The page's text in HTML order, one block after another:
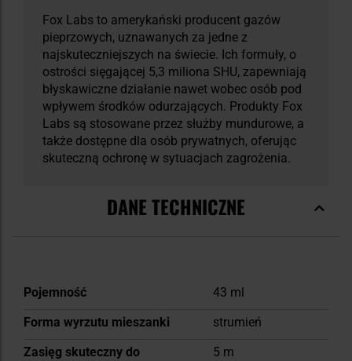
Fox Labs to amerykański producent gazów
pieprzowych, uznawanych za jedne z
najskuteczniejszych na świecie. Ich formuły, o
ostrości sięgającej 5,3 miliona SHU, zapewniają
błyskawiczne działanie nawet wobec osób pod
wpływem środków odurzających. Produkty Fox
Labs są stosowane przez służby mundurowe, a
także dostępne dla osób prywatnych, oferując
skuteczną ochronę w sytuacjach zagrożenia.
DANE TECHNICZNE
Więcej
Pojemność
43 ml
Forma wyrzutu mieszanki
strumień
Zasięg skuteczny do
5 m